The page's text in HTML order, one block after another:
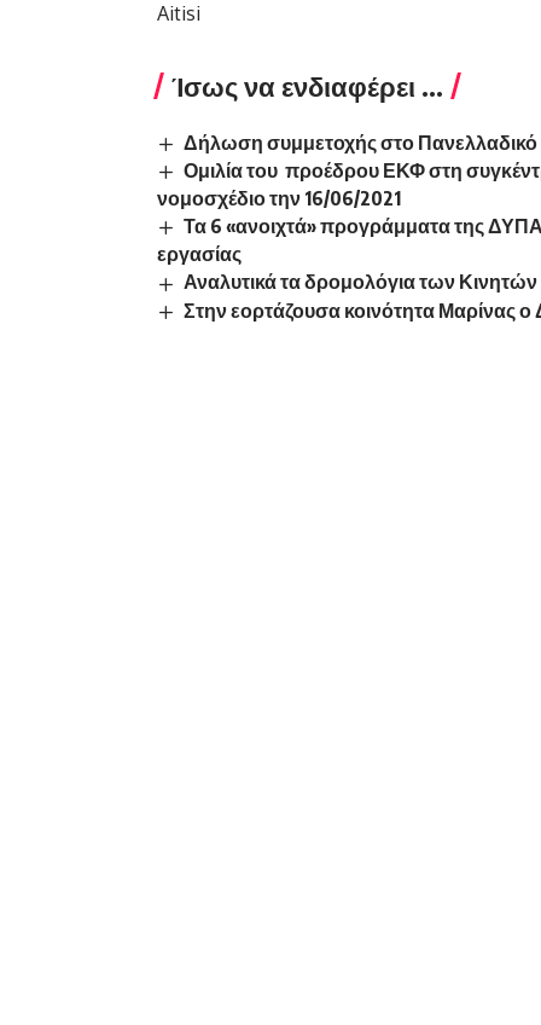
Aitisi
Ίσως να ενδιαφέρει ...
Δήλωση συμμετοχής στο Πανελλαδικό
Ομιλία του προέδρου ΕΚΦ στη
νομοσχέδιο την 16/06/2021
Τα 6 «ανοιχτά» προγράμματα της
εργασίας
Αναλυτικά τα δρομολόγια των
Στην εορτάζουσα κοινότητα Μαρίνας